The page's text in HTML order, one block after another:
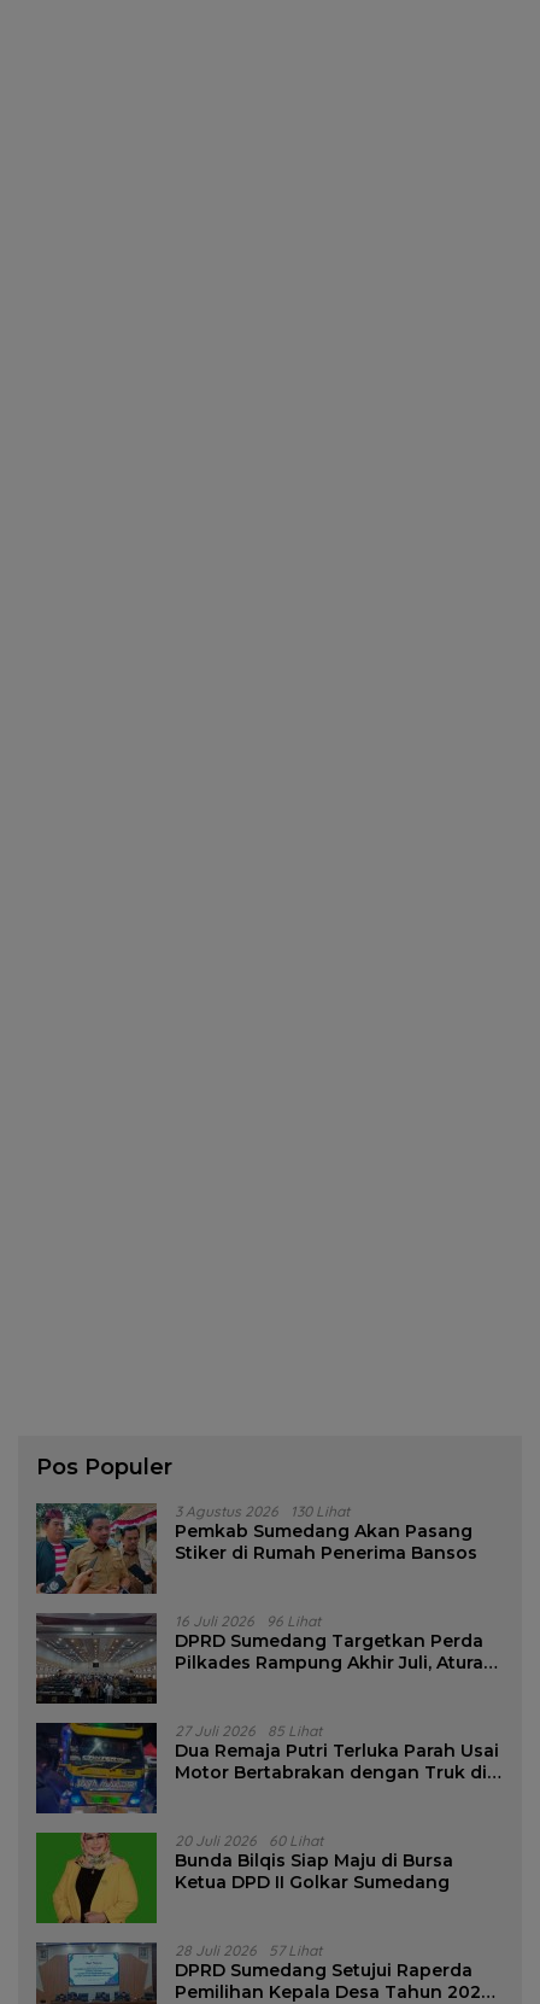
Pos Populer
3 Agustus 2026 130 Lihat
Pemkab Sumedang Akan Pasang
Stiker di Rumah Penerima Bansos
16 Juli 2026 96 Lihat
DPRD Sumedang Targetkan Perda
Pilkades Rampung Akhir Juli, Aturan
27 Juli 2026 85 Lihat
Dua Remaja Putri Terluka Parah Usai
Motor Bertabrakan dengan Truk di
20 Juli 2026 60 Lihat
Bunda Bilqis Siap Maju di Bursa
Ketua DPD II Golkar Sumedang
28 Juli 2026 57 Lihat
DPRD Sumedang Setujui Raperda
Pemilihan Kepala Desa Tahun 2026